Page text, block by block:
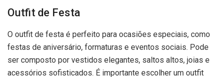
Outfit de Festa
O outfit de festa é perfeito para ocasiões especiais, como
festas de aniversário, formaturas e eventos sociais. Pode
ser composto por vestidos elegantes, saltos altos, joias e
acessórios sofisticados. É importante escolher um outfit